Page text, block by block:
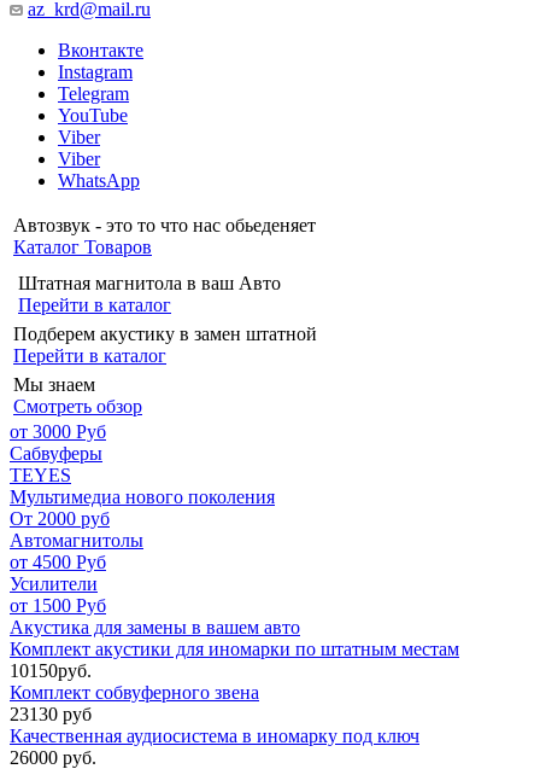
az_krd@mail.ru
Вконтакте
Instagram
Telegram
YouTube
Viber
Viber
WhatsApp
Автозвук - это то что нас обьеденяет
Каталог Товаров
Штатная магнитола в ваш Авто
Перейти в каталог
Подберем акустику в замен штатной
Перейти в каталог
Мы знаем
Смотреть обзор
от 3000 Руб
Сабвуферы
TEYES
Мультимедиа нового поколения
От 2000 руб
Автомагнитолы
от 4500 Руб
Усилители
от 1500 Руб
Акустика для замены в вашем авто
Комплект акустики для иномарки по штатным местам
10150руб.
Комплект собвуферного звена
23130 руб
Качественная аудиосистема в иномарку под ключ
26000 руб.